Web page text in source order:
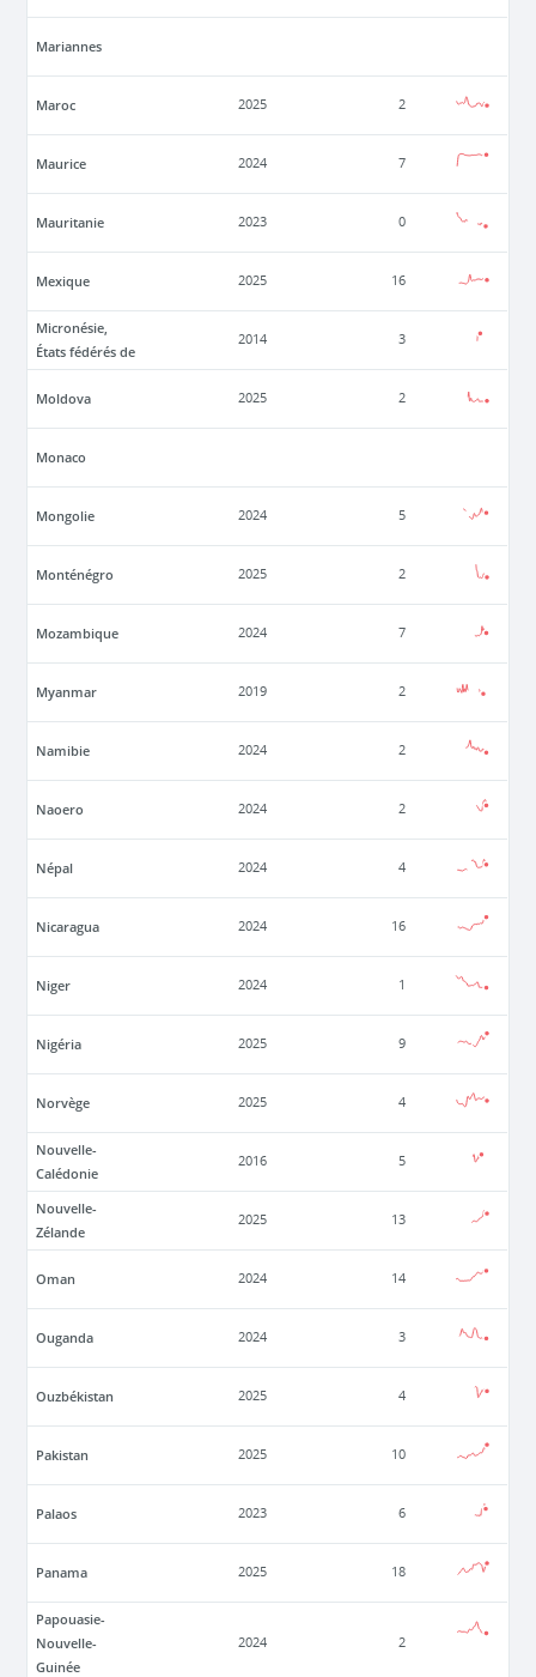
Mariannes
Maroc 2025 2
Maurice 2024 7
Mauritanie 2023 0
Mexique 2025 16
Micronésie,
États fédérés de
2014 3
Moldova 2025 2
Monaco
Mongolie 2024 5
Monténégro 2025 2
Mozambique 2024 7
Myanmar 2019 2
Namibie 2024 2
Naoero 2024 2
Népal 2024 4
Nicaragua 2024 16
Niger 2024 1
Nigéria 2025 9
Norvège 2025 4
Nouvelle-
Calédonie
2016 5
Nouvelle-
Zélande
2025 13
Oman 2024 14
Ouganda 2024 3
Ouzbékistan 2025 4
Pakistan 2025 10
Palaos 2023 6
Panama 2025 18
Papouasie-
Nouvelle-
Guinée
2024 2